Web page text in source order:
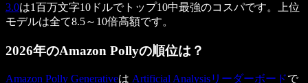
3.0は1百万文字10ドルでトップ10中最強のコスパです。上位
モデルは全て8.5～10倍高額です。
2026年のAmazon Pollyの順位は？
Amazon Polly Generativeは Artificial Analysisリーダーボードで